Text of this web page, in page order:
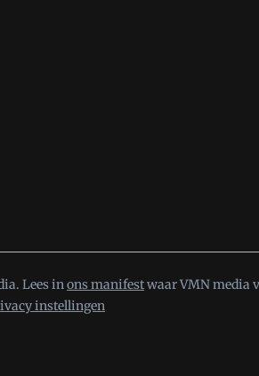
Lees inons manifestwaar VMN media
instellingen